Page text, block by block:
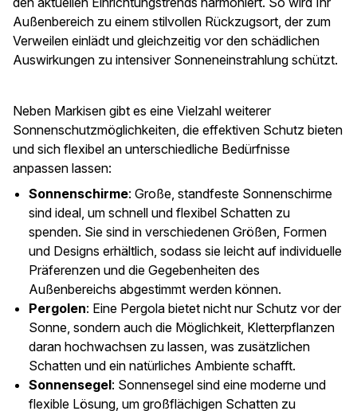
Außenbereich zu einem stilvollen Rückzugsort, der zum
Verweilen einlädt und gleichzeitig vor den schädlichen
Auswirkungen zu intensiver Sonneneinstrahlung schützt.
Neben Markisen gibt es eine Vielzahl weiterer
Sonnenschutzmöglichkeiten, die effektiven Schutz bieten
und sich flexibel an unterschiedliche Bedürfnisse
anpassen lassen:
Sonnenschirme: Große, standfeste Sonnenschirme
sind ideal, um schnell und flexibel Schatten zu
spenden. Sie sind in verschiedenen Größen, Formen
und Designs erhältlich, sodass sie leicht auf individuelle
Präferenzen und die Gegebenheiten des
Außenbereichs abgestimmt werden können.
Pergolen: Eine Pergola bietet nicht nur Schutz vor der
Sonne, sondern auch die Möglichkeit, Kletterpflanzen
daran hochwachsen zu lassen, was zusätzlichen
Schatten und ein natürliches Ambiente schafft.
Sonnensegel: Sonnensegel sind eine moderne und
flexible Lösung, um großflächigen Schatten zu